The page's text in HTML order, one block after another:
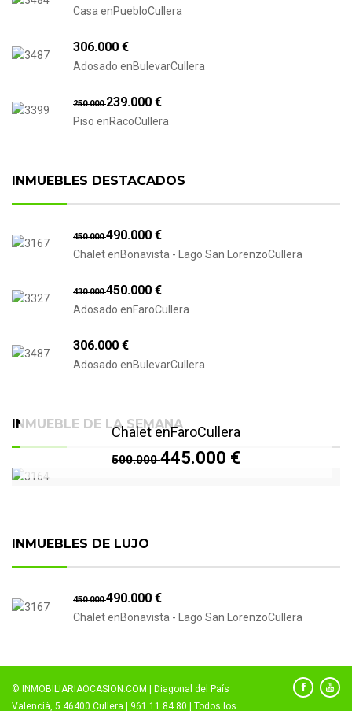
Casa enPuebloCullera
306.000 €
Adosado enBulevarCullera
250.000239.000 €
Piso enRacoCullera
INMUEBLES DESTACADOS
450.000490.000 €
Chalet enBonavista - Lago San LorenzoCullera
430.000450.000 €
Adosado enFaroCullera
306.000 €
Adosado enBulevarCullera
INMUEBLE DE LA SEMANA
Chalet enFaroCullera
500.000445.000 €
INMUEBLES DE LUJO
450.000490.000 €
Chalet enBonavista - Lago San LorenzoCullera
© INMOBILIARIAOCASION.COM | Diagonal del País
Valencià, 5 46400 Cullera | 961 11 84 80 | Todos los